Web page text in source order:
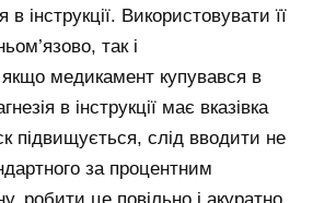
в інструкції. Використовувати її
так і
медикамент купувався в
в інструкції має вказівка
підвищується, слід вводити не
за процентним